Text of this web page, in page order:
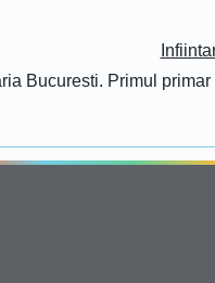
Bucuresti. Primul